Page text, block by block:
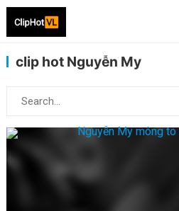
clip hot Nguyễn My